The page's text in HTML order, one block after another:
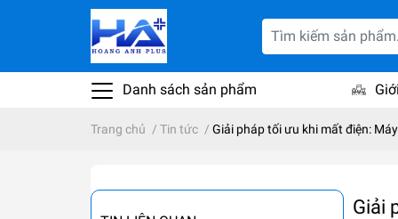
Danh sách sản phẩm
Trang chủ / Tin tức / Giải pháp tối ưu khi mất điện:
Giải